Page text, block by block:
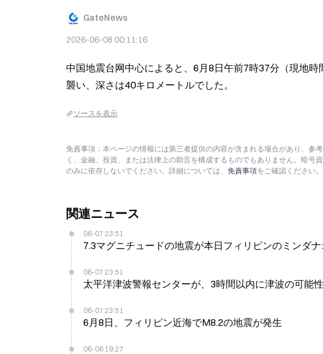
GateNews
2026-06-08 00:11:16
中国地震台网中心によると、6月8日午前7時37分（現地
襲い、深さは40キロメートルでした。
ソースを表示
免責事項：本ページの情報には第三者提供の内容が含まれる場合があり、
く、金融、投資、または法律上の助言を構成するものでもありません。暗
のみに依存しないでください。詳細については、 免責事項をご確認ください。
関連ニュース
06-07 23:51
7.3マグニチュードの地震が本日フィリピンのミンダナ
06-07 23:51
太平洋津波警報センターが、3時間以内に津波の可能
06-07 23:51
6月8日、フィリピン近海でM8.2の地震が発生
06-06 19:27